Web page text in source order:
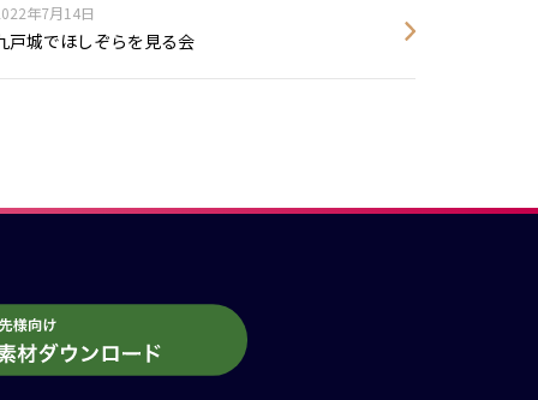
年7月14日
戸城でほしぞらを見る会